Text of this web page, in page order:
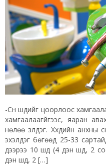
-Сүүн шүдийг цоорлоос
хамгаалаагүйгээс, яаран
нөлөө үзүүлдэг. Хүүхдийн
эхэлдэг бөгөөд 25-33
дээрээ 10 шүд (4 үүдэн шүд,
үүдэн шүд, 2 […]